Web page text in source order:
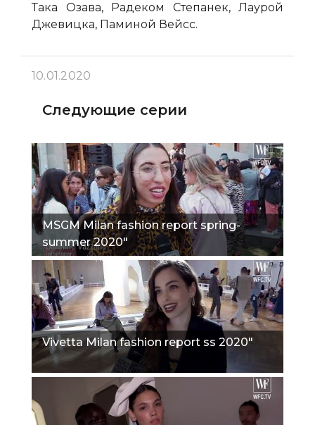
Така Озава, Радеком Степанек, Лаурой
Джевицка, Паминой Вейсс.
10.01.2020
Следующие серии
MSGM Milan fashion report spring-
summer 2020"
Vivetta Milan fashion report ss 2020"